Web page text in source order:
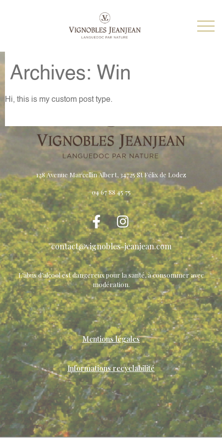
Archives: Win
Hi, this is my custom post type.
128 Avenue Marcellin Albert, 34725 St Félix de Lodez
04 67 88 45 75
contact@vignobles-jeanjean.com
L’abus d’alcool est dangereux pour la santé, à consommer avec
modération.
Mentions légales
Informations recyclabilité